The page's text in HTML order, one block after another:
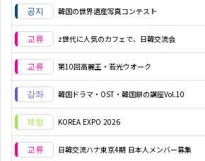
韓国の世界遺産写真コンテスト
z世代に人気のカフェで、日韓交流会
第10回高麗王・若光ウオーク
韓国ドラマ・OST・韓国餅の講座Vol.10
KOREA EXPO 2026
日韓交流ハナ東京4期 日本人メンバー募集